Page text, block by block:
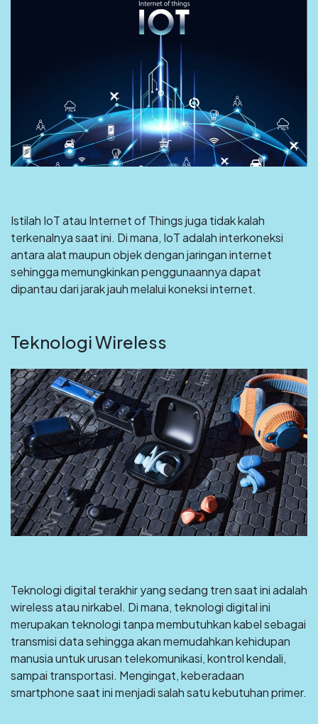
Istilah IoT atau Internet of Things juga tidak kalah
terkenalnya saat ini. Di mana, IoT adalah interkoneksi
antara alat maupun objek dengan jaringan internet
sehingga memungkinkan penggunaannya dapat
dipantau dari jarak jauh melalui koneksi internet.
Teknologi Wireless
Teknologi digital terakhir yang sedang tren saat ini adalah
wireless atau nirkabel. Di mana, teknologi digital ini
merupakan teknologi tanpa membutuhkan kabel sebagai
transmisi data sehingga akan memudahkan kehidupan
manusia untuk urusan telekomunikasi, kontrol kendali,
sampai transportasi. Mengingat, keberadaan
smartphone saat ini menjadi salah satu kebutuhan primer.